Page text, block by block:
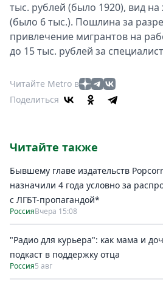
тыс. рублей (было 1920), вид на
(было 6 тыс.). Пошлина за
привлечение мигрантов на
до 15 тыс. рублей за
Читайте Metro в
Поделиться
Читайте также
Бывшему главе издательств
назначили 4 года условно за
с ЛГБТ-пропагандой*
РоссияВчера 15:08
"Радио для курьера": как мама и
подкаст в поддержку отца
Россия5 авг